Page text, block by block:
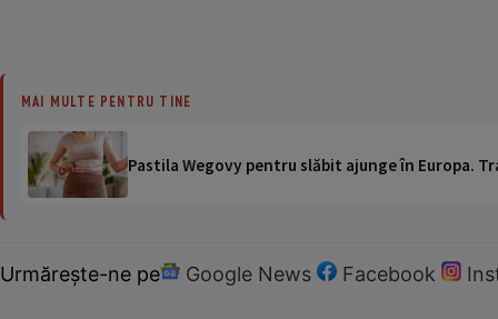
MAI MULTE PENTRU TINE
Pastila Wegovy pentru slăbit ajunge în Europa.
Urmărește-ne pe Google News Facebook